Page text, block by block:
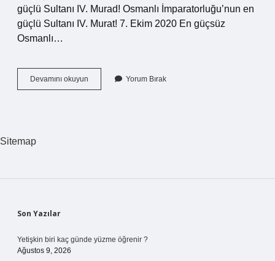
güçlü Sultanı IV. Murad! Osmanlı İmparatorluğu’nun en
güçlü Sultanı IV. Murat! 7. Ekim 2020 En güçsüz
Osmanlı…
Devamını okuyun
Güçlü
Yorum Bırak
Sitemap
Sidebar
Son Yazılar
Yetişkin biri kaç günde yüzme öğrenir ?
Ağustos 9, 2026